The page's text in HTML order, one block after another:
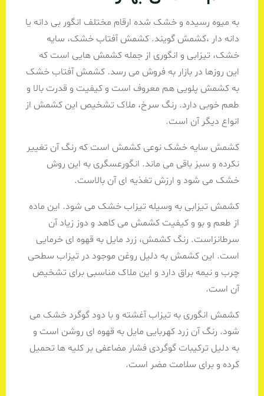
به میوه رسیده و خشک شده ارقام مختلف انگور بی دانه یا
دانه دار ،کشمش گویند. کشمش آفتاب خشک، سایه
خشک، تیزابی و انگوری از جمله کشمش هایی است که
این روزها در بازار به فروش می رسد. کشمش آفتاب خشک
به کشمش پلویی هم معروف است و کیفیت و قدرت بالا و
طعم خوبی دارد. رنگ سرخ، ملاک تشخیص این کشمش از
انواع دیگر آن است.
کشمش سایه خشک نوعی کشمش است که رنگ آن تغییر
نکرده و سبز باقی می ماند. انگورعسگری به این روش
خشک می شود و ارزش تغذیه ای آن بالاست.
کشمش تیزابی به وسیله تیزاب خشک می شود. این ماده
از طعم و بو و کیفیت کشمش می کاهد و دوز زیاد آن
سرطانزاست. رنگ کشمش، زرد مایل به قهوه ای خرمایی
است. این کشمش به دلیل روغن موجود در تیزاب سطحی
چرب و نیمه براق دارد و این ملاک مناسبی برای تشخیص
آن است.
کشمش انگوری به تیزاب آغشته و با دود گوگرد خشک می
شود. رنگ آن زرد کهربایی مایل به قهوه ای روشن است و
به دلیل ترکیبات گوگردی فشار مضاعفی بر کلیه ها تحمیل
کرده و برای سلامت مضر است.